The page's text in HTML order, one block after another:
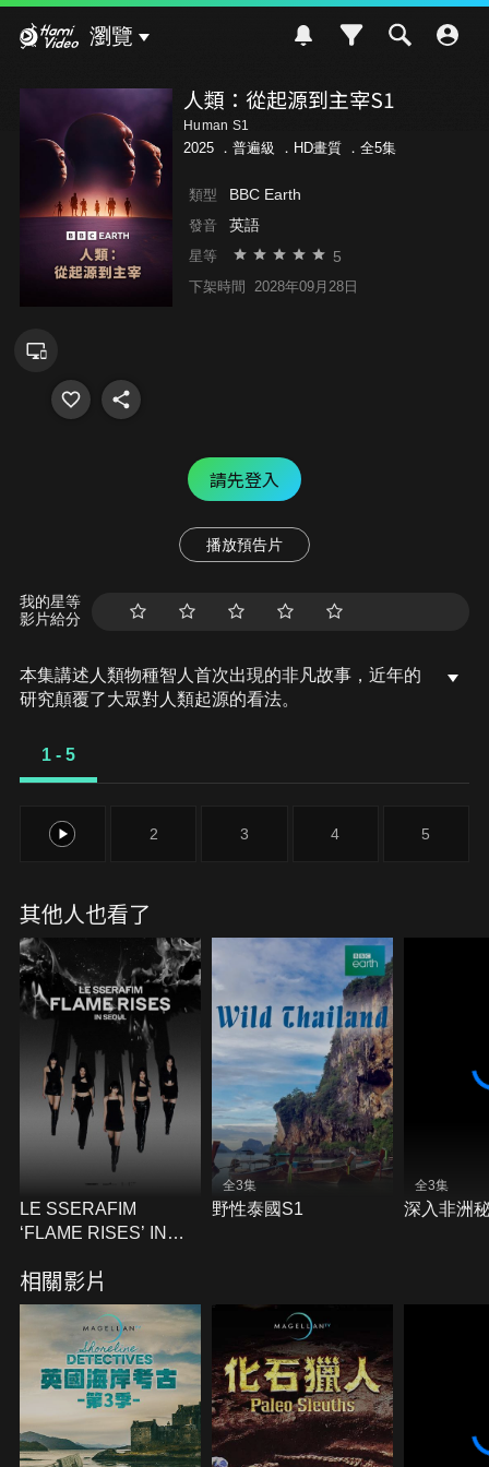
瀏覽
人類：從起源到主宰S1
Human S1
2025 ． 普遍級 ．HD畫質 ．全5集
類型 BBC Earth
發音 英語
星等 5
下架時間 2028年09月28日
請先登入
播放預告片
我的星等
影片給分
本集講述人類物種智人首次出現的非凡故事，近年的
研究顛覆了大眾對人類起源的看法。
1 - 5
1 2 3 4 5
其他人也看了
LE SSERAFIM
‘FLAME RISES’ IN
全3集
野性泰國S1
全3集
深入非洲
相關影片